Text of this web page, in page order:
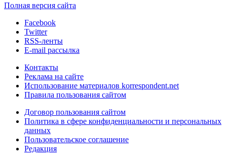
Полная версия сайта
Facebook
Twitter
RSS-ленты
E-mail рассылка
Контакты
Реклама на сайте
Использование материалов korrespondent.net
Правила пользования сайтом
Договор пользования сайтом
Политика в сфере конфиденциальности и персональных
данных
Пользовательское соглашение
Редакция